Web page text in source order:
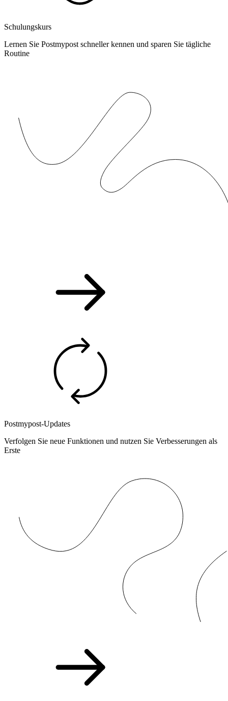
Schulungskurs
Lernen Sie Postmypost schneller kennen und sparen Sie tägliche
Routine
Postmypost-Updates
Verfolgen Sie neue Funktionen und nutzen Sie Verbesserungen als
Erste